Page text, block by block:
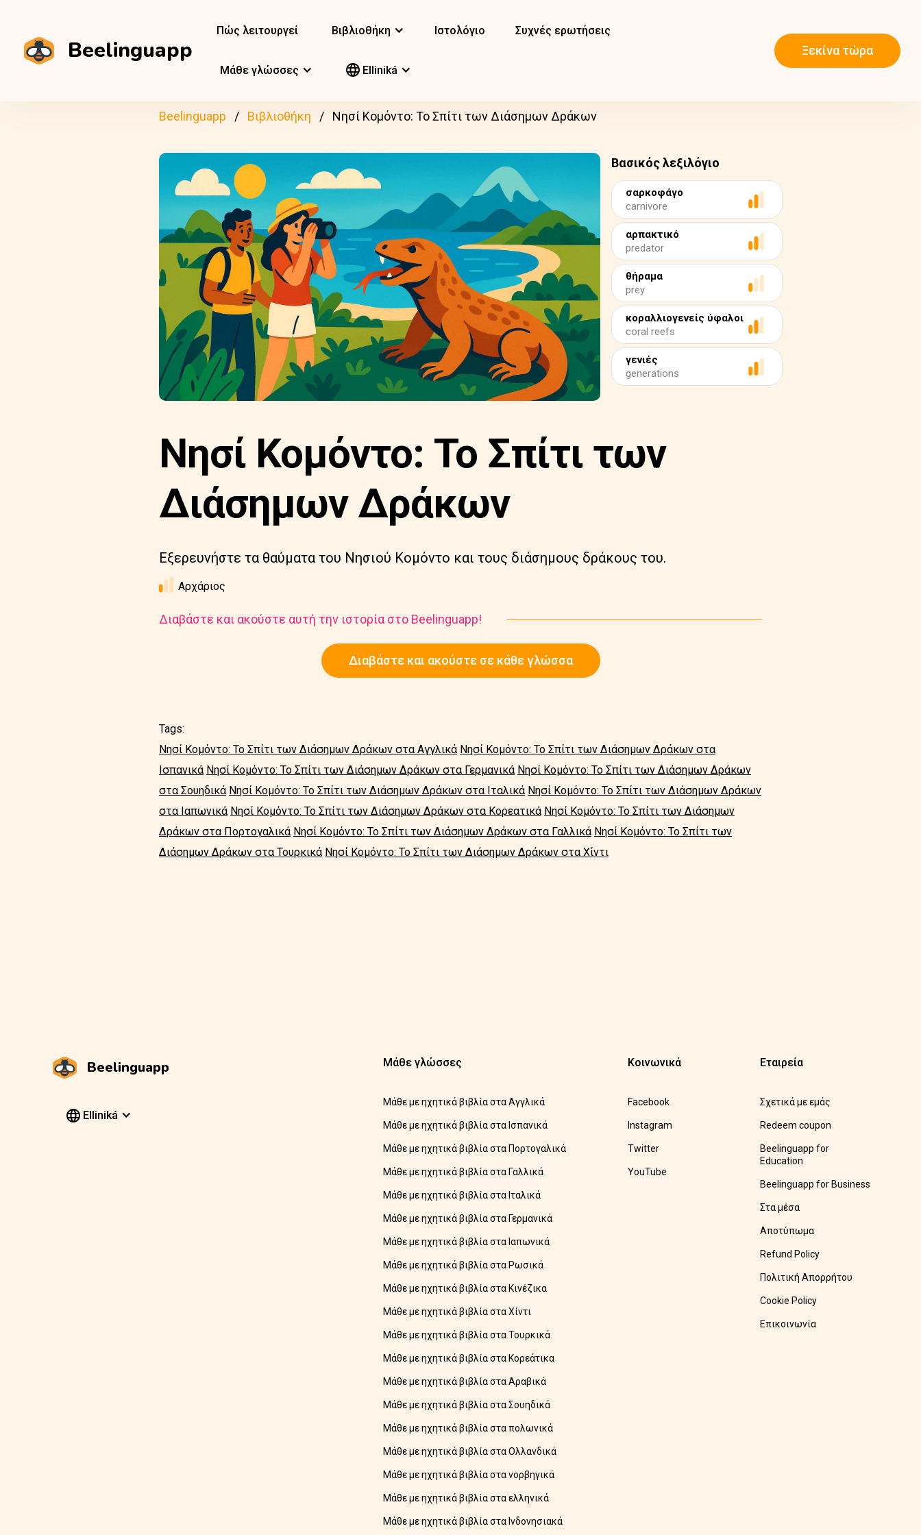
Beelinguapp
Πώς λειτουργεί Βιβλιοθήκη Ιστολόγιο Συχνές ερωτήσεις
Μάθε γλώσσες Elliniká
Ξεκίνα τώρα
Beelinguapp Βιβλιοθήκη Νησί Κομόντο: Το Σπίτι των Διάσημων Δράκων
Βασικός λεξιλόγιο
σαρκοφάγο
carnivore
αρπακτικό
predator
θήραμα
prey
κοραλλιογενείς ύφαλοι
coral reefs
γενιές
generations
Νησί Κομόντο: Το Σπίτι των
Διάσημων Δράκων
Εξερευνήστε τα θαύματα του Νησιού Κομόντο και τους διάσημους δράκους του.
Αρχάριος
Διαβάστε και ακούστε αυτή την ιστορία στο Beelinguapp!
Διαβάστε και ακούστε σε κάθε γλώσσα
Tags:
Νησί Κομόντο: Το Σπίτι των Διάσημων Δράκων στα Αγγλικά Νησί Κομόντο: Το Σπίτι των Διάσημων Δράκων στα
Ισπανικά Νησί Κομόντο: Το Σπίτι των Διάσημων Δράκων στα Γερμανικά Νησί Κομόντο: Το Σπίτι των Διάσημων Δράκων
στα Σουηδικά Νησί Κομόντο: Το Σπίτι των Διάσημων Δράκων στα Ιταλικά Νησί Κομόντο: Το Σπίτι των Διάσημων Δράκων
στα Ιαπωνικά Νησί Κομόντο: Το Σπίτι των Διάσημων Δράκων στα Κορεατικά Νησί Κομόντο: Το Σπίτι των Διάσημων
Δράκων στα Πορτογαλικά Νησί Κομόντο: Το Σπίτι των Διάσημων Δράκων στα Γαλλικά Νησί Κομόντο: Το Σπίτι των
Διάσημων Δράκων στα Τουρκικά Νησί Κομόντο: Το Σπίτι των Διάσημων Δράκων στα Χίντι
Beelinguapp
Elliniká
Μάθε γλώσσες
Μάθε με ηχητικά βιβλία στα Αγγλικά
Μάθε με ηχητικά βιβλία στα Ισπανικά
Μάθε με ηχητικά βιβλία στα Πορτογαλικά
Μάθε με ηχητικά βιβλία στα Γαλλικά
Μάθε με ηχητικά βιβλία στα Ιταλικά
Μάθε με ηχητικά βιβλία στα Γερμανικά
Μάθε με ηχητικά βιβλία στα Ιαπωνικά
Μάθε με ηχητικά βιβλία στα Ρωσικά
Μάθε με ηχητικά βιβλία στα Κινέζικα
Μάθε με ηχητικά βιβλία στα Χίντι
Μάθε με ηχητικά βιβλία στα Τουρκικά
Μάθε με ηχητικά βιβλία στα Κορεάτικα
Μάθε με ηχητικά βιβλία στα Αραβικά
Μάθε με ηχητικά βιβλία στα Σουηδικά
Μάθε με ηχητικά βιβλία στα πολωνικά
Μάθε με ηχητικά βιβλία στα Ολλανδικά
Μάθε με ηχητικά βιβλία στα νορβηγικά
Μάθε με ηχητικά βιβλία στα ελληνικά
Μάθε με ηχητικά βιβλία στα Ινδονησιακά
Κοινωνικά
Facebook
Instagram
Twitter
YouTube
Εταιρεία
Σχετικά με εμάς
Redeem coupon
Beelinguapp for
Education
Beelinguapp for Business
Στα μέσα
Αποτύπωμα
Refund Policy
Πολιτική Απορρήτου
Cookie Policy
Επικοινωνία